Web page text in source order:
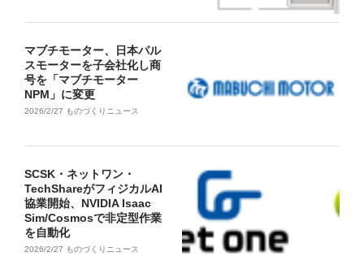
マブチモーター、日本パル
スモーターを子会社化し商
号を「マブチモーター
NPM」に変更
2026/2/27 ものづくりニュース
SCSK・ネットワン・
TechShareがフィジカルAI
協業開始、NVIDIA Isaac
Sim/Cosmosで非定型作業
を自動化
2026/2/27 ものづくりニュース